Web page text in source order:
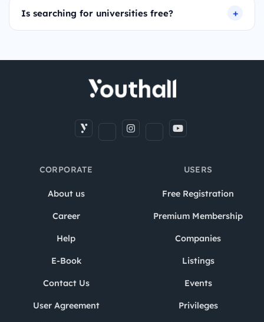
Is searching for universities free?
CORPORATE
About us
Career
Help
E-Book
Contact Us
User Agreement
USERS
Free Registration
Premium Membership
Companies
Listings
Events
Privileges